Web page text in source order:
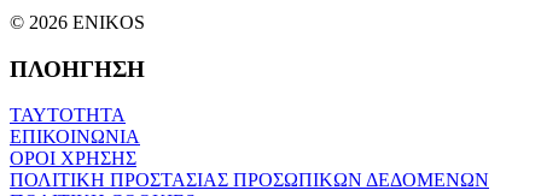
© 2026 ENIKOS
ΠΛΟΗΓΗΣΗ
ΤΑΥΤΟΤΗΤΑ
ΕΠΙΚΟΙΝΩΝΙΑ
ΟΡΟΙ ΧΡΗΣΗΣ
ΠΟΛΙΤΙΚΗ ΠΡΟΣΤΑΣΙΑΣ ΠΡΟΣΩΠΙΚΩΝ ΔΕΔΟΜΕΝΩΝ